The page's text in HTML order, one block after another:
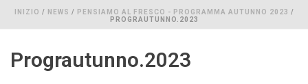
INIZIO / NEWS / PENSIAMO AL FRESCO - PROGRAMMA AUTUNNO 2023 /
PROGRAUTUNNO.2023
Prograutunno.2023